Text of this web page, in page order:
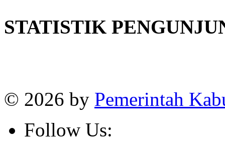
STATISTIK
© 2026 by Pemerintah
Follow Us: